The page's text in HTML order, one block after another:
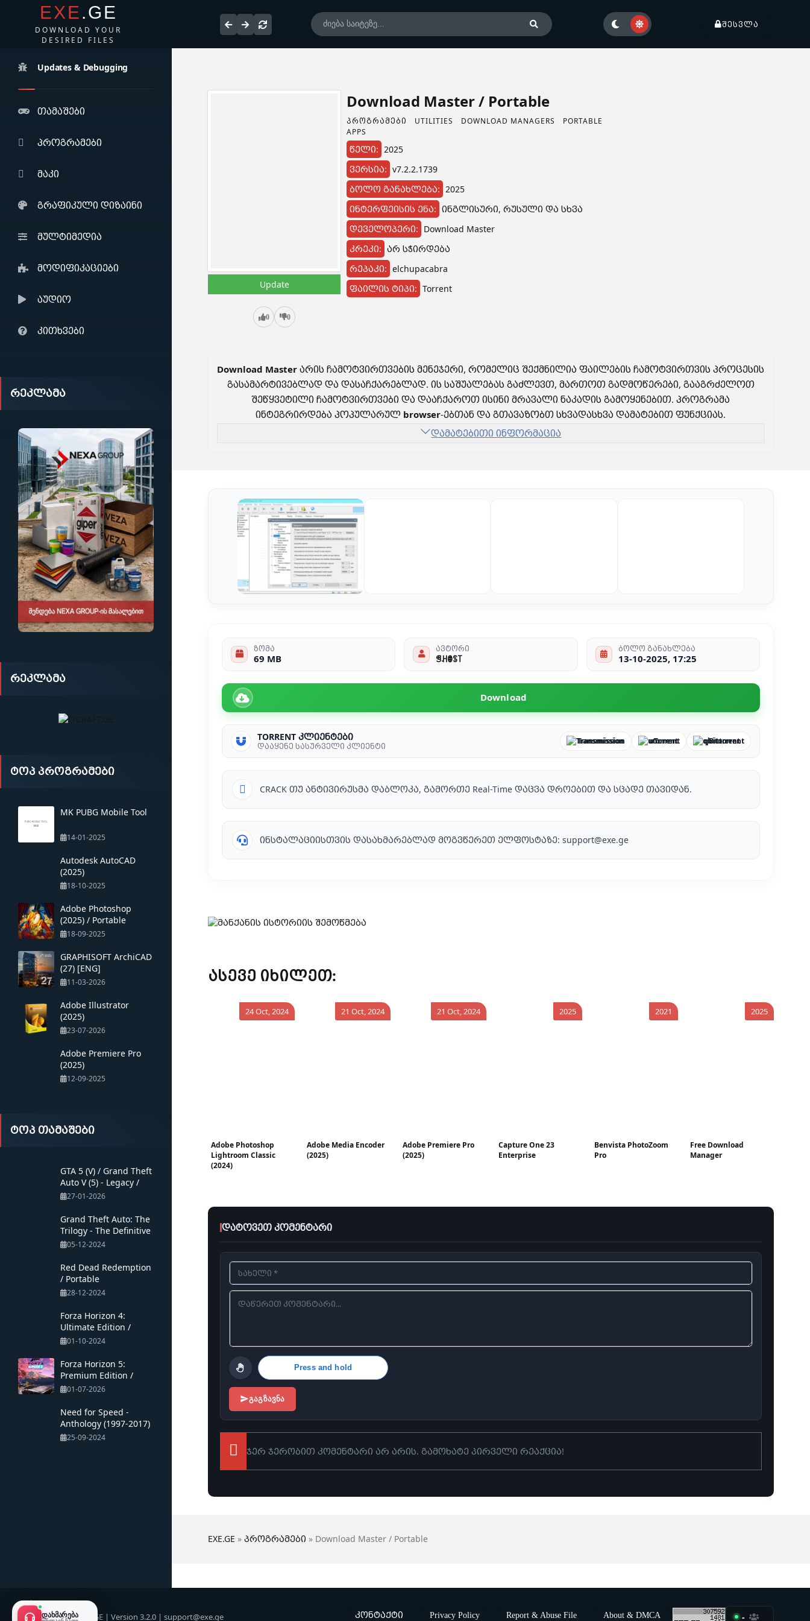
EXE.GE
DOWNLOAD YOUR
DESIRED FILES
ᲨᲔᲡᲕᲚᲐ
Updates & Debugging
თამაშები
პროგრამები
მაკი
გრაფიკული დიზაინი
მულტიმედია
მოდიფიკაციები
აუდიო
კითხვები
რეკლამა
რეკლამა
ტოპ პროგრამები
MK PUBG Mobile Tool
14-01-2025
Autodesk AutoCAD
(2025)
18-10-2025
Adobe Photoshop
(2025) / Portable
18-09-2025
GRAPHISOFT ArchiCAD
(27) [ENG]
11-03-2026
Adobe Illustrator
(2025)
23-07-2026
Adobe Premiere Pro
(2025)
12-09-2025
ტოპ თამაშები
GTA 5 (V) / Grand Theft
Auto V (5) - Legacy /
Portable
27-01-2026
Grand Theft Auto: The
Trilogy - The Definitive
Edition /
05-12-2024
Red Dead Redemption
/ Portable
28-12-2024
Forza Horizon 4:
Ultimate Edition /
Multiplayer / Portable
01-10-2024
Forza Horizon 5:
Premium Edition /
Multiplayer / Portable
01-07-2026
Need for Speed ​​-
Anthology (1997-2017)
25-09-2024
Download Master / Portable
ᲞᲠᲝᲒᲠᲐᲛᲔᲑᲘ UTILITIES DOWNLOAD MANAGERS
PORTABLE
APPS
წელი: 2025
ვერსია: v7.2.2.1739
ბოლო განახლება: 2025
ინტერფეისის ენა: ინგლისური, რუსული და სხვა
დეველოპერი: Download Master
კრეკი: არ სჭირდება
რეპაკი: elchupacabra
ფაილის ტიპი: Torrent
Update
0 0
Download Master არის ჩამოტვირთვების მენეჯერი, რომელიც შექმნილია ფაილების ჩამოტვირთვის პროცესის
გასამარტივებლად და დასაჩქარებლად. ის საშუალებას გაძლევთ, მართოთ გადმოწერები, გააგრძელოთ
შეწყვეტილი ჩამოტვირთვები და დააჩქაროთ ისინი მრავალი ნაკადის გამოყენებით. პროგრამა
ინტეგრირდება პოპულარულ browser-ებთან და გთავაზობთ სხვადასხვა დამატებით ფუნქციას.
დამატებითი ინფორმაცია
ზომა
69 MB
ავტორი
ꁅꃅꂦꌗ꓄
ბოლო განახლება
13-10-2025, 17:25
Download
TORRENT კლიენტები
დააყენე სასურველი კლიენტი Transmission uTorrent qBittorrent
CRACK თუ ანტივირუსმა დაბლოკა, გამორთე Real-Time დაცვა დროებით და სცადე თავიდან.
ინსტალაციისთვის დასახმარებლად მოგვწერეთ ელფოსტაზე: support@exe.ge
ასევე იხილეთ:
24 Oct, 2024
Adobe Photoshop
Lightroom Classic
(2024)
21 Oct, 2024
Adobe Media Encoder
(2025)
21 Oct, 2024
Adobe Premiere Pro
(2025)
2025
Capture One 23
Enterprise
2021
Benvista PhotoZoom
Pro
2025
Free Download
Manager
დატოვეთ კომენტარი
Press and hold
ᲒᲐᲒᲖᲐᲕᲜᲐ
ჯერ ჯერობით კომენტარი არ არის. გამოხატე პირველი რეაქცია!
EXE.GE » პროგრამები » Download Master / Portable
© 2026 EXE.GE | Version 3.2.0 | support@exe.ge კონტაქტი Privacy Policy Report & Abuse File About & DMCA -
ᲓᲐᲮᲛᲐᲠᲔᲑᲐ